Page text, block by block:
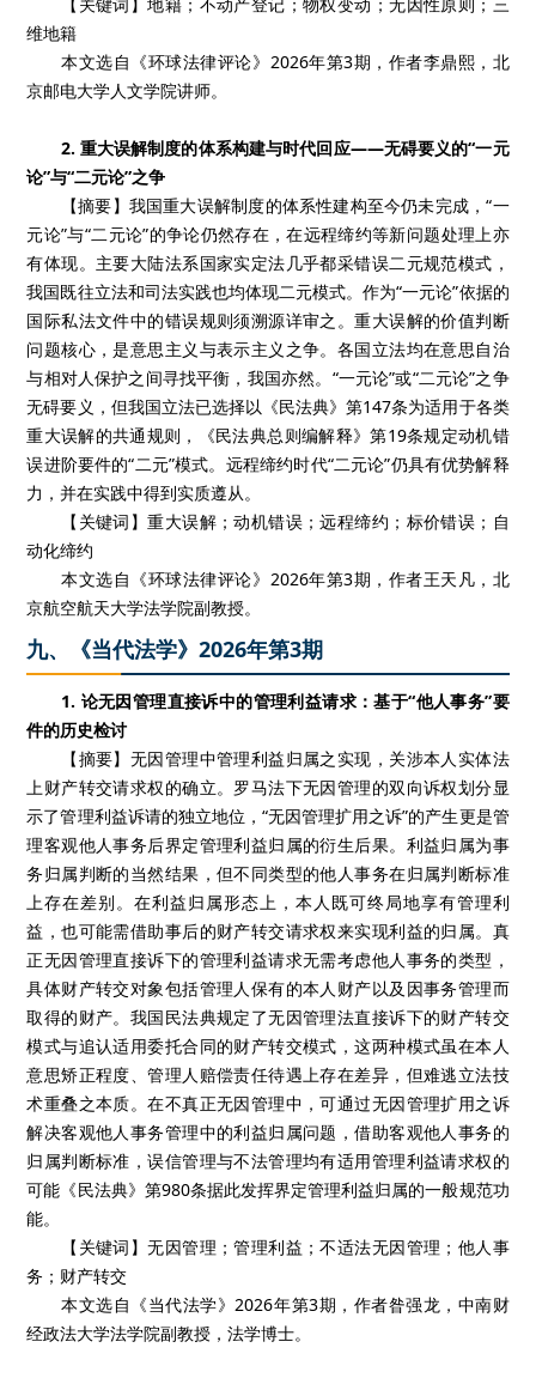
维地籍
本文选自《环球法律评论》2026年第3期，作者李鼎熙，北
京邮电大学人文学院讲师。
2. 重大误解制度的体系构建与时代回应——无碍要义的“一元
论”与“二元论”之争
【摘要】我国重大误解制度的体系性建构至今仍未完成，“一
元论”与“二元论”的争论仍然存在，在远程缔约等新问题处理上亦
有体现。主要大陆法系国家实定法几乎都采错误二元规范模式，
我国既往立法和司法实践也均体现二元模式。作为“一元论”依据的
国际私法文件中的错误规则须溯源详审之。重大误解的价值判断
问题核心，是意思主义与表示主义之争。各国立法均在意思自治
与相对人保护之间寻找平衡，我国亦然。“一元论”或“二元论”之争
无碍要义，但我国立法已选择以《民法典》第147条为适用于各类
重大误解的共通规则，《民法典总则编解释》第19条规定动机错
误进阶要件的“二元”模式。远程缔约时代“二元论”仍具有优势解释
力，并在实践中得到实质遵从。
【关键词】重大误解；动机错误；远程缔约；标价错误；自
动化缔约
本文选自《环球法律评论》2026年第3期，作者王天凡，北
京航空航天大学法学院副教授。
九、《当代法学》2026年第3期
1. 论无因管理直接诉中的管理利益请求：基于“他人事务”要
件的历史检讨
【摘要】无因管理中管理利益归属之实现，关涉本人实体法
上财产转交请求权的确立。罗马法下无因管理的双向诉权划分显
示了管理利益诉请的独立地位，“无因管理扩用之诉”的产生更是管
理客观他人事务后界定管理利益归属的衍生后果。利益归属为事
务归属判断的当然结果，但不同类型的他人事务在归属判断标准
上存在差别。在利益归属形态上，本人既可终局地享有管理利
益，也可能需借助事后的财产转交请求权来实现利益的归属。真
正无因管理直接诉下的管理利益请求无需考虑他人事务的类型，
具体财产转交对象包括管理人保有的本人财产以及因事务管理而
取得的财产。我国民法典规定了无因管理法直接诉下的财产转交
模式与追认适用委托合同的财产转交模式，这两种模式虽在本人
意思矫正程度、管理人赔偿责任待遇上存在差异，但难逃立法技
术重叠之本质。在不真正无因管理中，可通过无因管理扩用之诉
解决客观他人事务管理中的利益归属问题，借助客观他人事务的
归属判断标准，误信管理与不法管理均有适用管理利益请求权的
可能《民法典》第980条据此发挥界定管理利益归属的一般规范功
能。
【关键词】无因管理；管理利益；不适法无因管理；他人事
务；财产转交
本文选自《当代法学》2026年第3期，作者昝强龙，中南财
经政法大学法学院副教授，法学博士。